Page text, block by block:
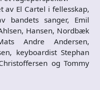
av El Cartel i fellesskap,
bandets sanger, Emil
Hansen, Nordbæk
Andre Andersen,
keyboardist Stephan
og Tommy